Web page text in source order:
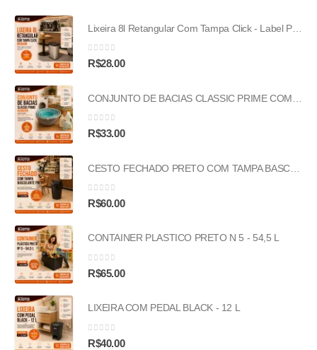
Lixeira 8l Retangular Com Tampa Click - Label Prata
0out of 5
R$28.00
0out of 5
R$33.00
CESTO FECHADO PRETO COM TAMPA BASCULANTE PRETA - 53L
0out of 5
R$60.00
CONTAINER PLASTICO PRETO N 5 - 54,5 L
0out of 5
R$65.00
LIXEIRA COM PEDAL BLACK - 12 L
0out of 5
R$40.00